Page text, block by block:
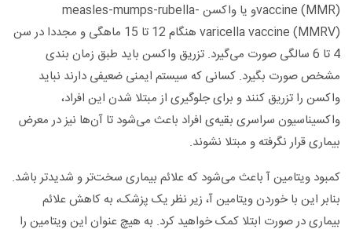
vaccine (MMR)و یا واکسن measles-mumps-rubella-
varicella vaccine (MMRV) هنگام 12 تا 15 ماهگی و مجددا در سن
4 تا 6 سالگی صورت می‌گیرد. تزریق واکسن باید طبق زمان بندی
مشخص صورت بگیرد. کسانی که سیستم ایمنی ضعیفی دارند نباید
واکسن را تزریق کنند و برای جلوگیری از مبتلا شدن این افراد،
واکسیناسیون سراسری بقیه‌ی افراد باعث می‌شود تا آن‌ها نیز در معرض
بیماری قرار نگرفته و مبتلا نشوند.
کمبود ویتامین آ باعث می‌شود که علائم بیماری سخت‌تر و شدید‌تر باشد.
بنابر این با خوردن ویتامین آ، زیر نظر یک پزشک، به کاهش علائم
بیماری در صورت ابتلا کمک خواهید کرد. به هیچ عنوان این ویتامین را